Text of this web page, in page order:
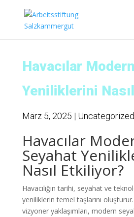
Havacılar
Yeniliklerini
März 5, 2025 | Uncategorized
Havacılar
Seyahat
Nasıl Etkiliyor?
Havacılığın tarihi, seyahat ve
yeniliklerin temel taşlarını oluşturur.
vizyoner yaklaşımları, modern